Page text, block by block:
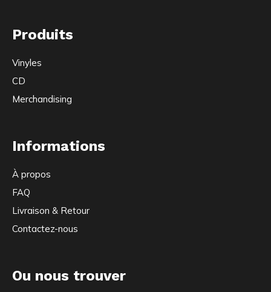
Produits
Vinyles
CD
Merchandising
Informations
À propos
FAQ
Livraison & Retour
Contactez-nous
Ou nous trouver